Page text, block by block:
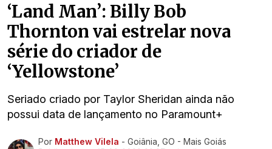
‘Land Man’: Billy Bob
Thornton vai estrelar nova
série do criador de
‘Yellowstone’
Seriado criado por Taylor Sheridan ainda não
possui data de lançamento no Paramount+
Ir direto pra matéria
Por Matthew Vilela - Goiânia, GO - Mais Goiás